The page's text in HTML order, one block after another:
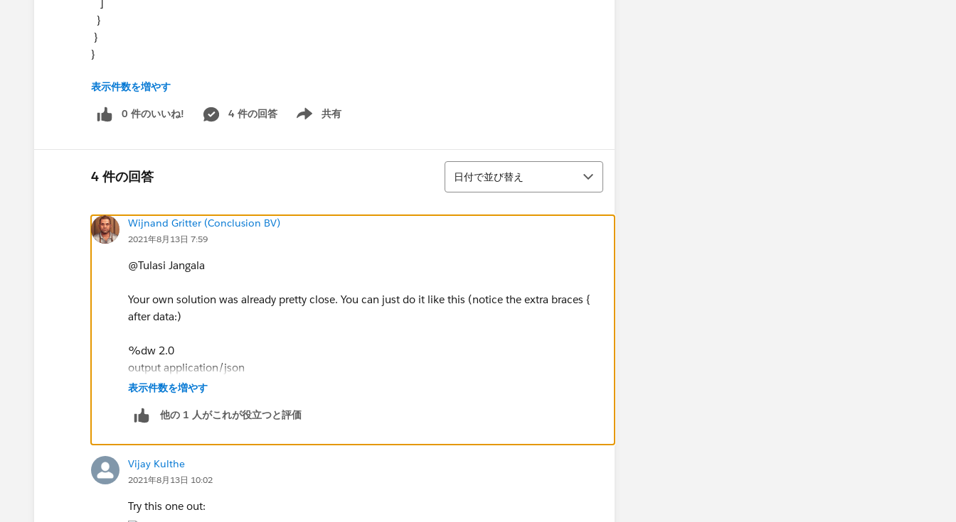
]
}
}
}
as a reponse I want "response" tag to be removed and "product" to be replaced by "inventory"
"id": "ST22"
{
"selected": true
"selected": false
I have done it like below
"inventory": payload.data.response.product,
"coverageResponse": payload.data.response.coverageResponse
}
But this is bringing coverageResponse in the same level as data.
表示件数を増やす
0 件のいいね! 4 件の回答 共有
Show menu
4 件の回答
並び替え
日付で並び替え
Wijnand Gritter (Conclusion BV)
2021年8月13日 7:59
@Tulasi Jangala​
Your own solution was already pretty close. You can just do it like this (notice the extra braces {
after data:)
%dw 2.0
output application/json
---
data: {
}
}
表示件数を増やす
他の 1 人がこれが役立つと評価
Vijay Kulthe
2021年8月13日 10:02
Try this one out: